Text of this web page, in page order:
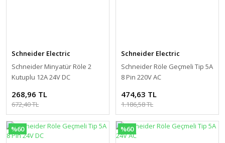
Schneider Electric
Schneider Minyatür Röle 2
Kutuplu 12A 24V DC
268,96 TL
672,40 TL
Schneider Electric
Schneider Röle Geçmeli Tip 5A
8 Pin 220V AC
474,63 TL
1.186,58 TL
%60 %60